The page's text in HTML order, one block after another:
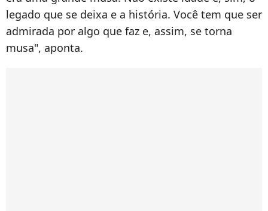
legado que se deixa e a história. Você tem que ser
admirada por algo que faz e, assim, se torna
musa", aponta.